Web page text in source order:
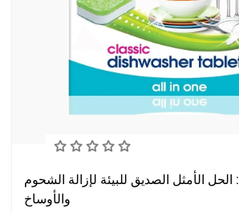
أقراص Ecozone: الحل الأمثل الصديق للبيئة لإزالة الشحوم
والأوساخ